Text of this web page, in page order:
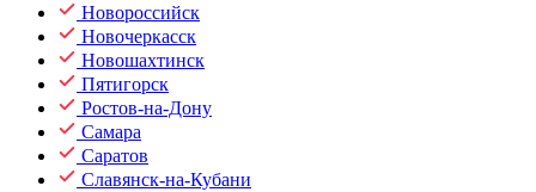
Новороссийск
Новочеркасск
Новошахтинск
Пятигорск
Ростов-на-Дону
Самара
Саратов
Славянск-на-Кубани